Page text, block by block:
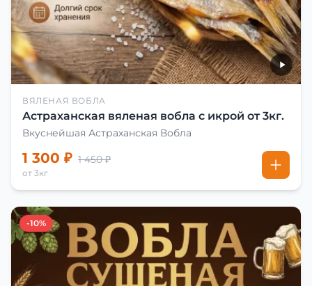
ВЯЛЕНАЯ ВОБЛА
Астраханская вяленая вобла с икрой от 3кг.
Вкуснейшая Астраханская Вобла
1 300 ₽ 1 450 ₽
от 3кг
-10%